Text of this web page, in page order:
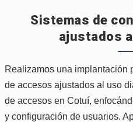
Sistemas de
ajustados
Realizamos una implantación
de accesos ajustados al uso
de accesos en Cotuí,
y configuración de usuarios.